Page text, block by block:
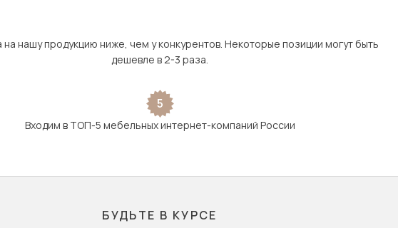
на нашу продукцию ниже, чем у конкурентов. Некоторые позиции могут быть
дешевле в 2-3 раза.
5
Входим в ТОП-5 мебельных интернет-компаний России
БУДЬТЕ В КУРСЕ